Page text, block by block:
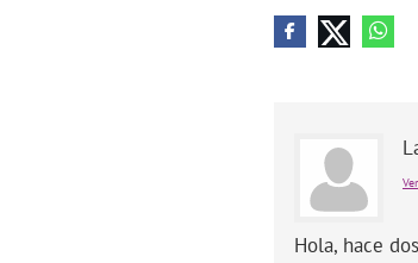
Hola, hace